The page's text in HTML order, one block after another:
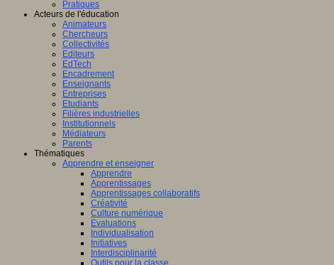
Pratiques
Acteurs de l'éducation
Animateurs
Chercheurs
Collectivités
Editeurs
EdTech
Encadrement
Enseignants
Entreprises
Etudiants
Filières industrielles
Institutionnels
Médiateurs
Parents
Thématiques
Apprendre et enseigner
Apprendre
Apprentissages
Apprentissages collaboratifs
Créativité
Culture numérique
Evaluations
Individualisation
Initiatives
Interdisciplinarité
Outils pour la classe